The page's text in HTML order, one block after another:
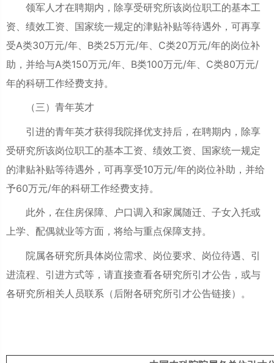
领军人才在聘期内，除享受研究所该岗位职工的基本工
资、绩效工资、国家统一规定的津贴补贴等待遇外，可再享
受A类30万元/年、B类25万元/年、C类20万元/年的岗位补
助，并给与A类150万元/年、B类100万元/年、C类80万元/
年的科研工作经费支持。
（三）青年英才
引进的青年英才获得我院择优支持后，在聘期内，除享
受研究所该岗位职工的基本工资、绩效工资、国家统一规定
的津贴补贴等待遇外，可再享受10万元/年的岗位补助，并给
予60万元/年的科研工作经费支持。
此外，在住房保障、户口调入和家属随迁、子女入托或
上学、配偶就业等方面，将给与重点保障支持。
院属各研究所具体岗位需求、岗位要求、岗位待遇、引
进流程、引进方式等，请直接查看各研究所引才公告，或与
各研究所相关人员联系（后附各研究所引才公告链接）。